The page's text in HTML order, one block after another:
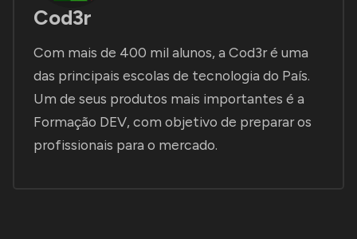
Cod3r
Com mais de 400 mil alunos, a Cod3r é uma
das principais escolas de tecnologia do País.
Um de seus produtos mais importantes é a
Formação DEV, com objetivo de preparar os
profissionais para o mercado.